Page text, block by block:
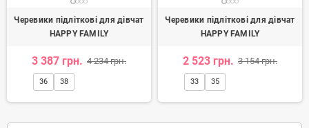
Черевики підліткові для дівчат
HAPPY FAMILY
3 387 грн. 4 234 грн.
36 38
Черевики підліткові для дівчат
HAPPY FAMILY
2 523 грн. 3 154 грн.
33 35